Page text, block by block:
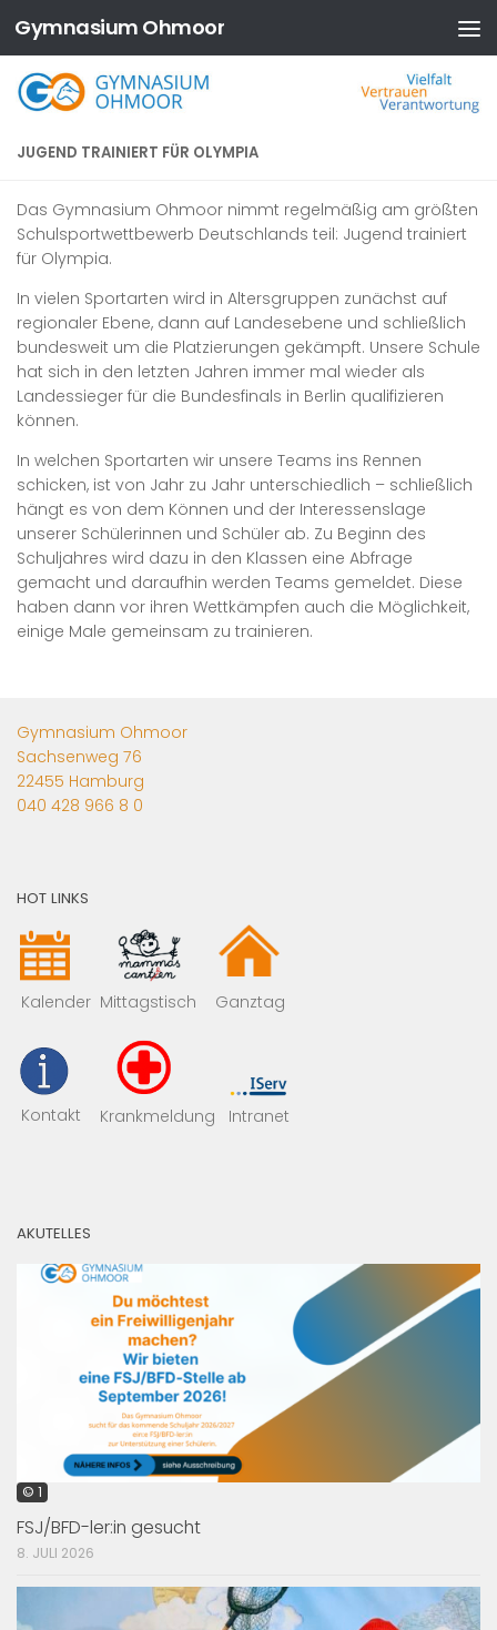
Zum Inhalt springen
Gymnasium Ohmoor
JUGEND TRAINIERT FÜR OLYMPIA
Das Gymnasium Ohmoor nimmt regelmäßig am größten
Schulsportwettbewerb Deutschlands teil: Jugend trainiert
für Olympia.
In vielen Sportarten wird in Altersgruppen zunächst auf
regionaler Ebene, dann auf Landesebene und schließlich
bundesweit um die Platzierungen gekämpft. Unsere Schule
hat sich in den letzten Jahren immer mal wieder als
Landessieger für die Bundesfinals in Berlin qualifizieren
können.
In welchen Sportarten wir unsere Teams ins Rennen
schicken, ist von Jahr zu Jahr unterschiedlich – schließlich
hängt es von dem Können und der Interessenslage
unserer Schülerinnen und Schüler ab. Zu Beginn des
Schuljahres wird dazu in den Klassen eine Abfrage
gemacht und daraufhin werden Teams gemeldet. Diese
haben dann vor ihren Wettkämpfen auch die Möglichkeit,
einige Male gemeinsam zu trainieren.
Gymnasium Ohmoor
Sachsenweg 76
22455 Hamburg
040 428 966 8 0
HOT LINKS
Kalender Mittagstisch Ganztag
Kontakt Krankmeldung Intranet
AKUTELLES
© 1
FSJ/BFD-ler:in gesucht
8. JULI 2026